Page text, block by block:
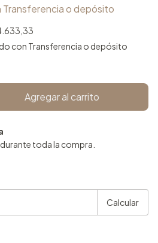
Transferencia o depósito
con Transferencia o depósito
toda la compra.
Calcular